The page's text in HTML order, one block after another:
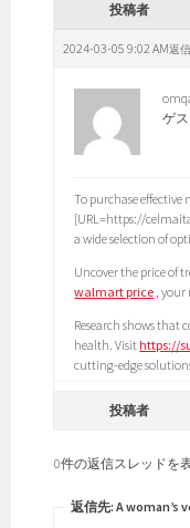
投稿者
2024-03-05 9:02 AM返信
ゲス
To purchase
[URL=https://
a wide selection of
Uncover the price of
walmart price , your
Research shows that
health. Visit https://
cutting-edge
投稿者
0件の返信スレッドを
返信先: A woman’s